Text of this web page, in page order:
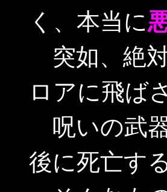
く、本当に
突如、絶
ロアに飛ば
呪いの武
後に死亡す